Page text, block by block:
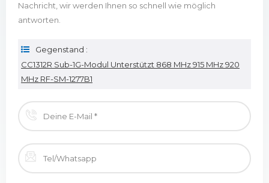
Nachricht, wir werden Ihnen so schnell wie möglich
antworten.
Gegenstand :
CC1312R Sub-1G-Modul Unterstützt 868 MHz 915 MHz 920
MHz RF-SM-1277B1